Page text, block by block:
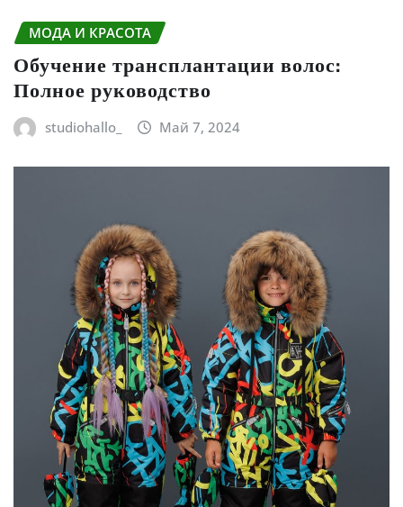
МОДА И КРАСОТА
Обучение трансплантации волос:
Полное руководство
studiohallo_ Май 7, 2024